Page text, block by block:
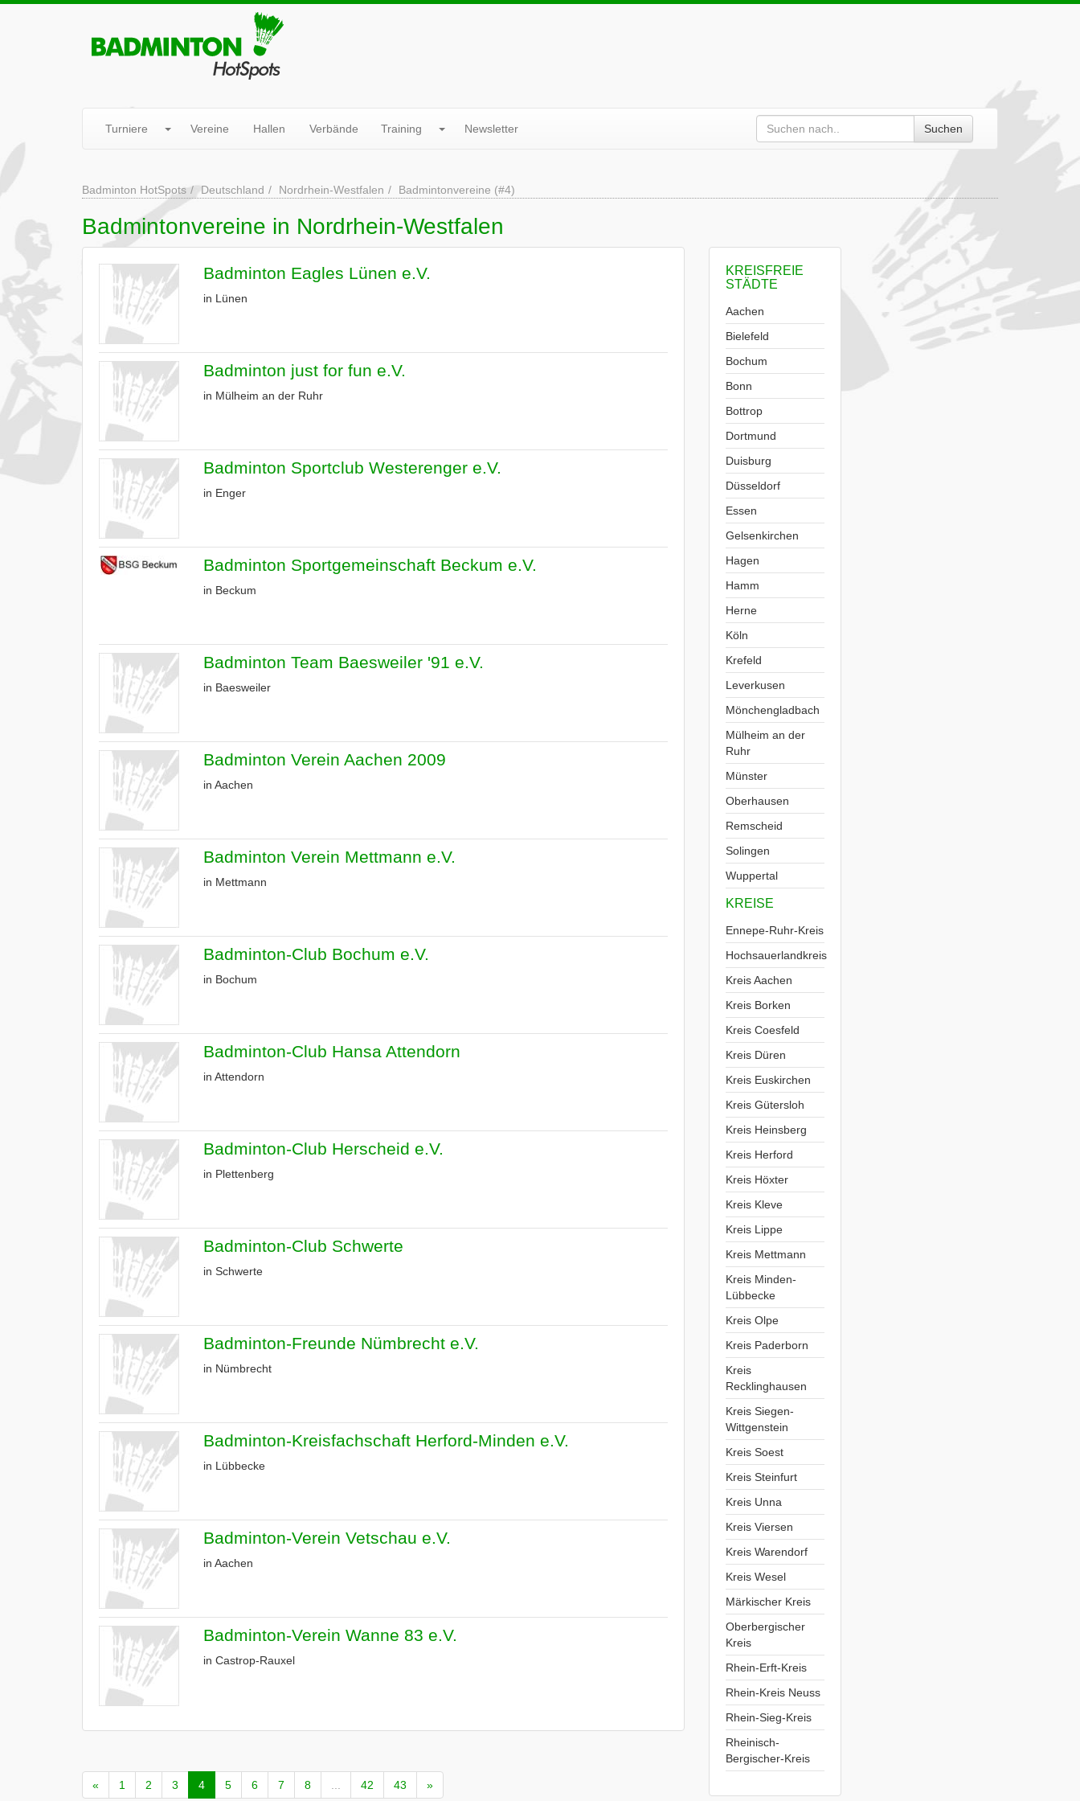
Turniere Vereine Hallen Verbände Training Newsletter Suchen
Badminton HotSpots Deutschland Nordrhein-Westfalen Badmintonvereine (#4)
Badmintonvereine in Nordrhein-Westfalen
Badminton Eagles Lünen e.V.
in Lünen
Badminton just for fun e.V.
in Mülheim an der Ruhr
Badminton Sportclub Westerenger e.V.
in Enger
Badminton Sportgemeinschaft Beckum e.V.
in Beckum
Badminton Team Baesweiler '91 e.V.
in Baesweiler
Badminton Verein Aachen 2009
in Aachen
Badminton Verein Mettmann e.V.
in Mettmann
Badminton-Club Bochum e.V.
in Bochum
Badminton-Club Hansa Attendorn
in Attendorn
Badminton-Club Herscheid e.V.
in Plettenberg
Badminton-Club Schwerte
in Schwerte
Badminton-Freunde Nümbrecht e.V.
in Nümbrecht
Badminton-Kreisfachschaft Herford-Minden e.V.
in Lübbecke
Badminton-Verein Vetschau e.V.
in Aachen
Badminton-Verein Wanne 83 e.V.
in Castrop-Rauxel
« 1 2 3 4 5 6 7 8 42 43 »
KREISFREIE
STÄDTE
Aachen
Bielefeld
Bochum
Bonn
Bottrop
Dortmund
Duisburg
Düsseldorf
Essen
Gelsenkirchen
Hagen
Hamm
Herne
Köln
Krefeld
Leverkusen
Mönchengladbach
Mülheim an der
Ruhr
Münster
Oberhausen
Remscheid
Solingen
Wuppertal
KREISE
Ennepe-Ruhr-Kreis
Hochsauerlandkreis
Kreis Aachen
Kreis Borken
Kreis Coesfeld
Kreis Düren
Kreis Euskirchen
Kreis Gütersloh
Kreis Heinsberg
Kreis Herford
Kreis Höxter
Kreis Kleve
Kreis Lippe
Kreis Mettmann
Kreis Minden-
Lübbecke
Kreis Olpe
Kreis Paderborn
Kreis
Recklinghausen
Kreis Siegen-
Wittgenstein
Kreis Soest
Kreis Steinfurt
Kreis Unna
Kreis Viersen
Kreis Warendorf
Kreis Wesel
Märkischer Kreis
Oberbergischer
Kreis
Rhein-Erft-Kreis
Rhein-Kreis Neuss
Rhein-Sieg-Kreis
Rheinisch-
Bergischer-Kreis